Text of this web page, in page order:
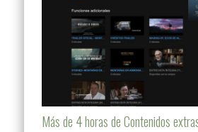
Más de 4 horas de Contenidos